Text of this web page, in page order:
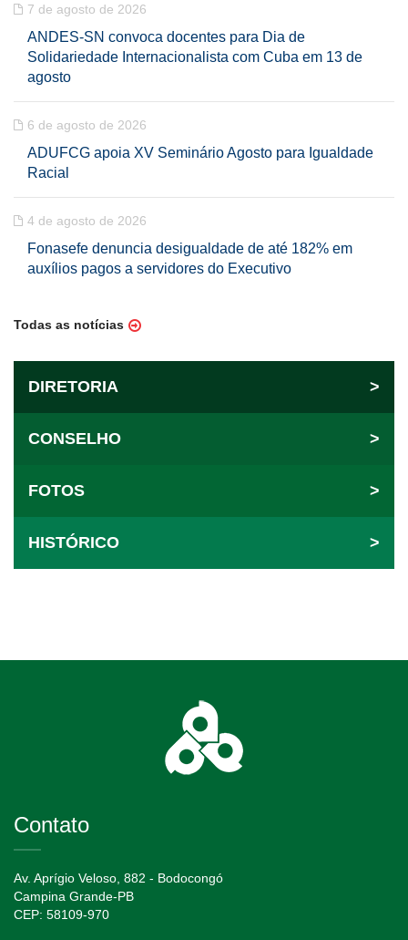
7 de agosto de 2026
ANDES-SN convoca docentes para Dia de
Solidariedade Internacionalista com Cuba em 13 de
agosto
6 de agosto de 2026
ADUFCG apoia XV Seminário Agosto para Igualdade
Racial
4 de agosto de 2026
Fonasefe denuncia desigualdade de até 182% em
auxílios pagos a servidores do Executivo
Todas as notícias
DIRETORIA >
CONSELHO >
FOTOS >
HISTÓRICO >
Contato
Av. Aprígio Veloso, 882 - Bodocongó
Campina Grande-PB
CEP: 58109-970